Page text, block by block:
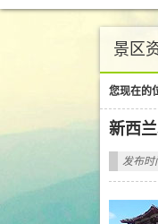
景区
您现在的
新西
发布时